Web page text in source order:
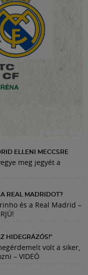
ELLENI MECCSRE
meg jegyét a
REAL MADRIDOT?
és a Real Madrid –
HIDEGRÁZÓS!"
volt a siker,
– VIDEÓ